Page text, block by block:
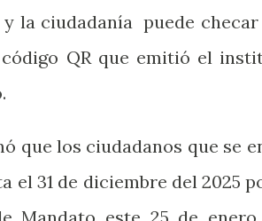
la ciudadanía puede
QR que emitió el
que los ciudadanos que se
el 31 de diciembre del 2025